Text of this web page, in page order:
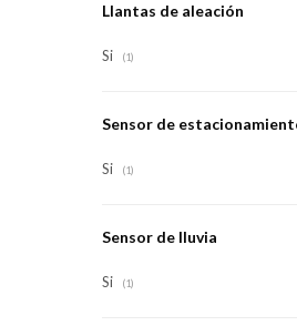
Llantas de aleación
Si (1)
Sensor de
Si (1)
Sensor de lluvia
Si (1)